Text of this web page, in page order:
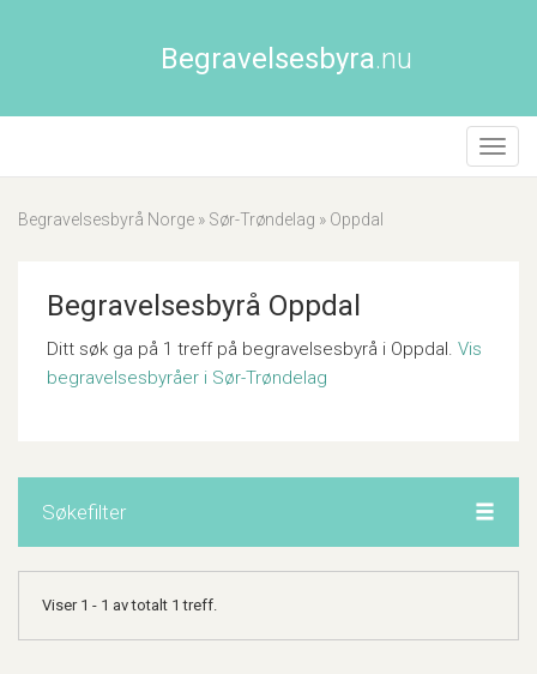
Begravelsesbyra.nu
Begravelsesbyrå Norge » Sør-Trøndelag » Oppdal
Begravelsesbyrå Oppdal
Ditt søk ga på 1 treff på begravelsesbyrå i Oppdal. Vis
begravelsesbyråer i Sør-Trøndelag
Søkefilter
Viser 1 - 1 av totalt 1 treff.